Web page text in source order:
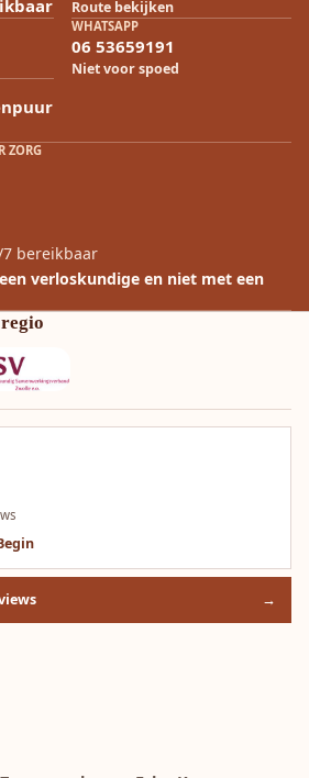
Route bekijken
WHATSAPP
06 53659191
Niet voor spoed
ZORG
bereikbaar
verloskundige en niet met een
→